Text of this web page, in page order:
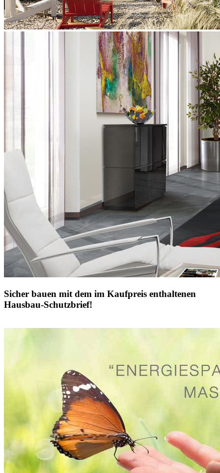
Sicher bauen mit dem im Kaufpreis enthaltenen
Hausbau-Schutzbrief!